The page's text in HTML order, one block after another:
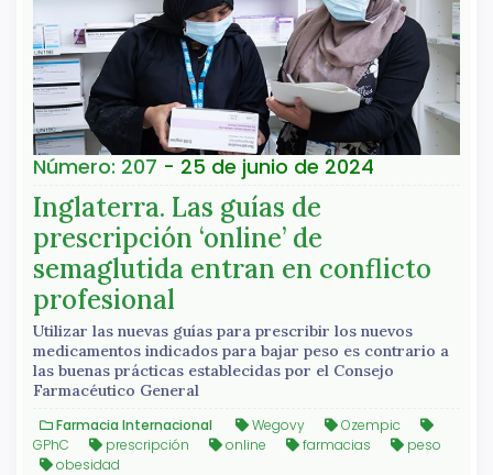
Número: 207 - 25 de junio de 2024
Inglaterra. Las guías de
prescripción ‘online’ de
semaglutida entran en conflicto
profesional
Utilizar las nuevas guías para prescribir los nuevos
medicamentos indicados para bajar peso es contrario a
las buenas prácticas establecidas por el Consejo
Farmacéutico General
Farmacia Internacional Wegovy
Ozempic
GPhC
prescripción online farmacias
peso
obesidad